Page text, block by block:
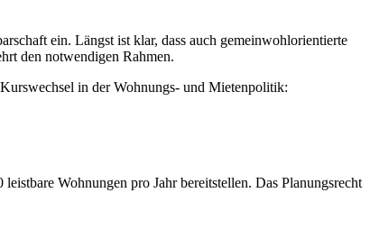
ein. Längst ist klar, dass auch gemeinwohlorientierte
den notwendigen Rahmen.
in der Wohnungs- und Mietenpolitik:
Wohnungen pro Jahr bereitstellen. Das Planungs­recht